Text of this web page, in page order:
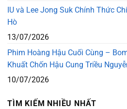
IU và Lee Jong Suk Chính Thức
Hò
13/07/2026
Phim Hoàng Hậu Cuối Cùng –
Khuất Chốn Hậu Cung Triều
10/07/2026
TÌM KIẾM NHIỀU NHẤT